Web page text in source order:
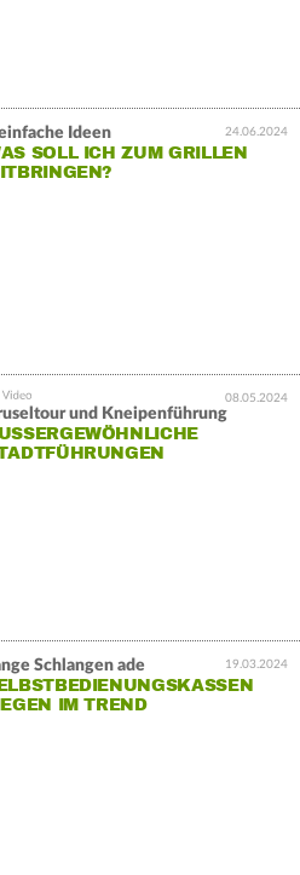
24.06.2024
Ideen
SOLL ICH ZUM GRILLEN
08.05.2024
und Kneipenführung
S
19.03.2024
Schlangen ade
IM TREND